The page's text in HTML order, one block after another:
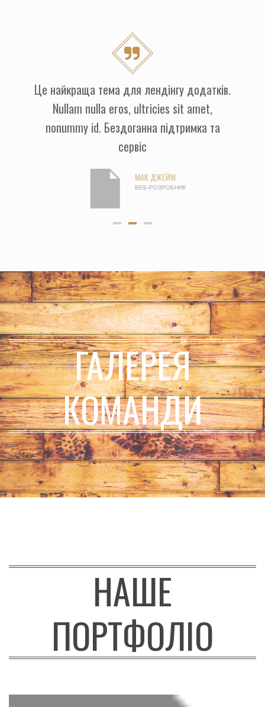
Це найкраща тема для лендінгу додатків.
Nullam nulla eros, ultricies sit amet,
nonummy id. Бездоганна підтримка та
сервіс
МАК ДЖЕЙМ.
ВЕБ-РОЗРОБНИК
ГАЛЕРЕЯ
КОМАНДИ
НАШЕ
ПОРТФОЛІО